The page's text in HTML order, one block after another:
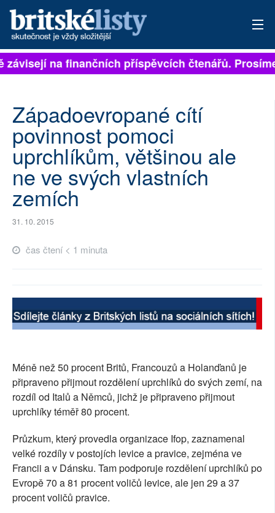
PŘIHLÁSIT
ARCHIV
ROZHOVORY
TÉMATA
NEJČTENĚJŠÍ ZA 7 DNÍ
RUBRIKY
na finančních příspěvcích čtenářů.
Západoevropané cítí
povinnost pomoci
uprchlíkům, většinou ale
ne ve svých vlastních
zemích
31. 10. 2015
čas čtení < 1 minuta
Méně než 50 procent Britů, Francouzů a Holanďanů je
připraveno přijmout rozdělení uprchlíků do svých zemí, na
rozdíl od Italů a Němců, jichž je připraveno přijmout
uprchlíky téměř 80 procent.
Průzkum, který provedla organizace Ifop, zaznamenal
velké rozdíly v postojích levice a pravice, zejména ve
Francii a v Dánsku. Tam podporuje rozdělení uprchlíků po
Evropě 70 a 81 procent voličů levice, ale jen 29 a 37
procent voličů pravice.